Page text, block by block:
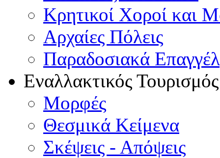
Κρητικοί Χοροί και
Αρχαίες Πόλεις
Παραδοσιακά
Εναλλακτικός Τουρισμός
Μορφές
Θεσμικά Κείμενα
Σκέψεις - Απόψεις